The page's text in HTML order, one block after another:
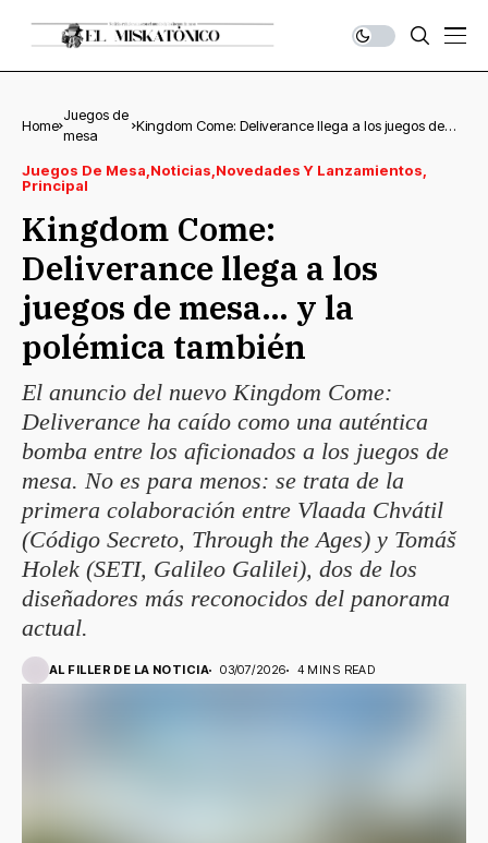
Home
Juegos de
mesa
Kingdom Come: Deliverance llega a los juegos de
Juegos De Mesa Noticias Novedades Y Lanzamientos
Principal
Kingdom Come:
Deliverance llega a los
juegos de mesa… y la
polémica también
El anuncio del nuevo Kingdom Come:
Deliverance ha caído como una auténtica
bomba entre los aficionados a los juegos de
mesa. No es para menos: se trata de la
primera colaboración entre Vlaada Chvátil
(Código Secreto, Through the Ages) y Tomáš
Holek (SETI, Galileo Galilei), dos de los
diseñadores más reconocidos del panorama
actual.
AL FILLER DE LA NOTICIA 03/07/2026 4 MINS READ